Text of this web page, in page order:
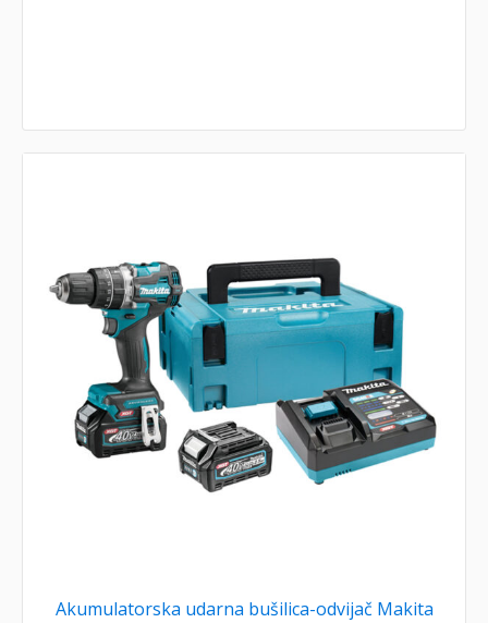
Akumulatorska udarna bušilica-odvijač Makita